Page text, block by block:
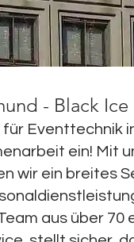
- Black Ice
Eventtechnik
ein! Mit
wir ein breites
aus über